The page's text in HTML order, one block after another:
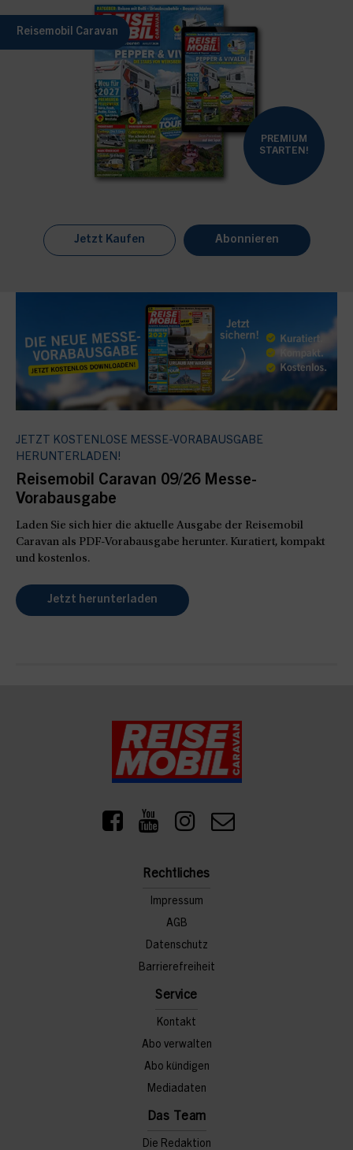
Reisemobil Caravan
PREMIUM
STARTEN!
Jetzt Kaufen Abonnieren
JETZT KOSTENLOSE MESSE-VORABAUSGABE
HERUNTERLADEN!
Reisemobil Caravan 09/26 Messe-
Vorabausgabe
Laden Sie sich hier die aktuelle Ausgabe der Reisemobil
Caravan als PDF-Vorabausgabe herunter. Kuratiert, kompakt
und kostenlos.
Jetzt herunterladen
Rechtliches
Impressum
AGB
Datenschutz
Barrierefreiheit
Service
Kontakt
Abo verwalten
Abo kündigen
Mediadaten
Das Team
Die Redaktion